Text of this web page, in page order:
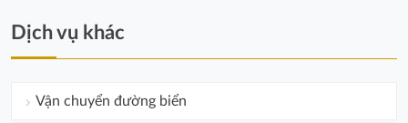
Dịch vụ khác
Vận chuyển đường biển